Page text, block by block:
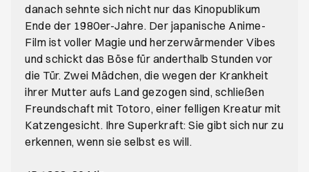
danach sehnte sich nicht nur das Kinopublikum
Ende der 1980er-Jahre. Der japanische Anime-
Film ist voller Magie und herzerwärmender Vibes
und schickt das Böse für anderthalb Stunden vor
die Tür. Zwei Mädchen, die wegen der Krankheit
ihrer Mutter aufs Land gezogen sind, schließen
Freundschaft mit Totoro, einer felligen Kreatur mit
Katzengesicht. Ihre Superkraft: Sie gibt sich nur zu
erkennen, wenn sie selbst es will.